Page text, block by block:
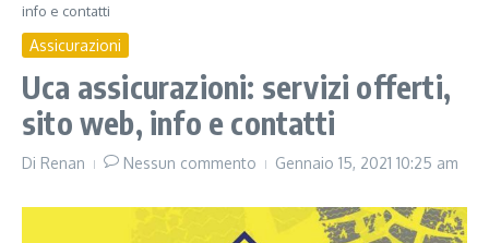
info e contatti
Assicurazioni
Uca assicurazioni: servizi offerti,
sito web, info e contatti
Di Renan Nessun commento Gennaio 15, 2021 10:25 am